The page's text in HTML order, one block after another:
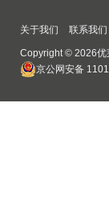
JULABO 转接
M16 x 1 内螺纹
适配器 2 个
关于我们 联系我们
Copyright © 2026优
京公网安备